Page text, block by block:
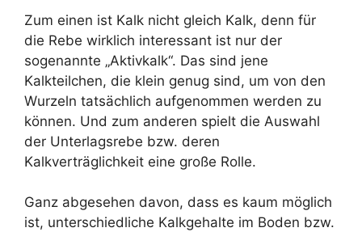
Zum einen ist Kalk nicht gleich Kalk, denn für
die Rebe wirklich interessant ist nur der
sogenannte „Aktivkalk“. Das sind jene
Kalkteilchen, die klein genug sind, um von den
Wurzeln tatsächlich aufgenommen werden zu
können. Und zum anderen spielt die Auswahl
der Unterlagsrebe bzw. deren
Kalkverträglichkeit eine große Rolle.
Ganz abgesehen davon, dass es kaum möglich
ist, unterschiedliche Kalkgehalte im Boden bzw.